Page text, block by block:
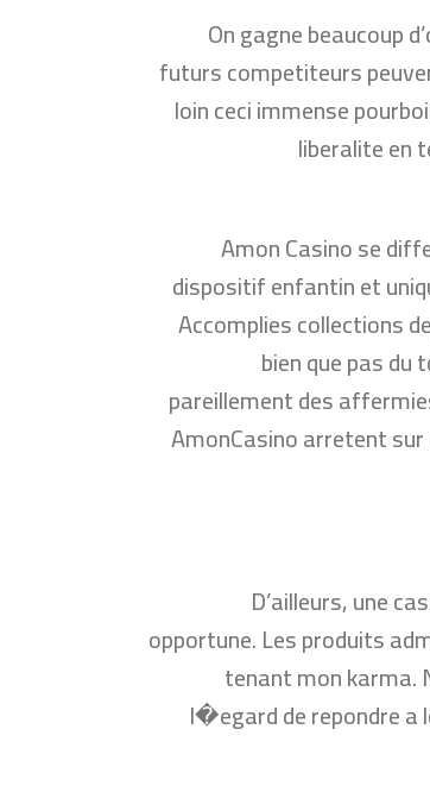
On gagne beaucoup
futurs competiteurs
loin ceci immense
liberalite en
Amon Casino se
dispositif enfantin et
Accomplies collections
bien que pas
pareillement des
AmonCasino arretent
D’ailleurs, une
opportune. Les produits
tenant mon karma.
l�egard de repondre a